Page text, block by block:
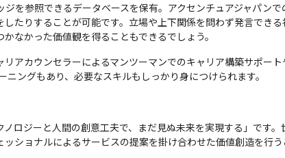
を参照できるデータベースを保有。アクセンチュアジャパン
したりすることが可能です。立場や上下関係を問わず発言でき
なかった価値観を得ることもできるでしょう。
リアカウンセラーによるマンツーマンでのキャリア構築サポー
ングもあり、必要なスキルもしっかり身につけられます。
ロジーと人間の創意工夫で、まだ見ぬ未来を実現する」です
ショナルによるサービスの提案を掛け合わせた価値創造を行